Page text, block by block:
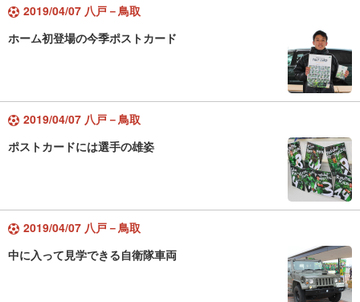
2019/04/07 八戸－鳥取
ホーム初登場の今季ポストカード
2019/04/07 八戸－鳥取
ポストカードには選手の雄姿
2019/04/07 八戸－鳥取
中に入って見学できる自衛隊車両